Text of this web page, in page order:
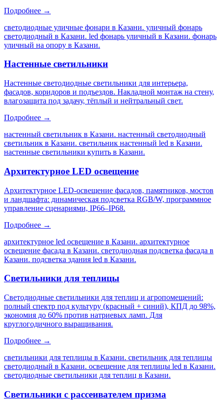
Подробнее →
светодиодные уличные фонари в Казани. уличный фонарь
светодиодный в Казани. led фонарь уличный в Казани. фонарь
уличный на опору в Казани.
Настенные светильники
Настенные светодиодные светильники для интерьера,
фасадов, коридоров и подъездов. Накладной монтаж на стену,
влагозащита под задачу, тёплый и нейтральный свет.
Подробнее →
настенный светильник в Казани. настенный светодиодный
светильник в Казани. светильник настенный led в Казани.
настенные светильники купить в Казани.
Архитектурное LED освещение
Архитектурное LED-освещение фасадов, памятников, мостов
и ландшафта: динамическая подсветка RGB/W, программное
управление сценариями, IP66–IP68.
Подробнее →
архитектурное led освещение в Казани. архитектурное
освещение фасада в Казани. светодиодная подсветка фасада в
Казани. подсветка здания led в Казани.
Светильники для теплицы
Светодиодные светильники для теплиц и агропомещений:
полный спектр под культуру (красный + синий), КПД до 98%,
экономия до 60% против натриевых ламп. Для
круглогодичного выращивания.
Подробнее →
светильники для теплицы в Казани. светильник для теплицы
светодиодный в Казани. освещение для теплицы led в Казани.
светодиодные светильники для теплиц в Казани.
Светильники с рассеивателем призма